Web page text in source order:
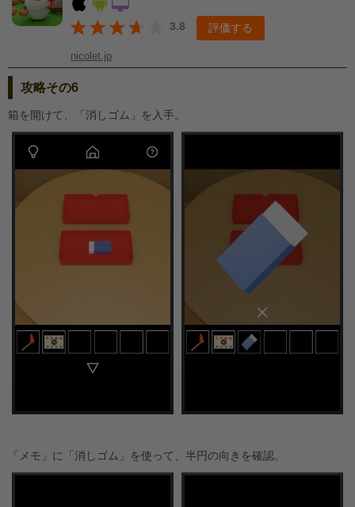
3.8 評価する
nicolet.jp
攻略その6
箱を開けて、「消しゴム」を入手。
「メモ」に「消しゴム」を使って、半円の向きを確認。